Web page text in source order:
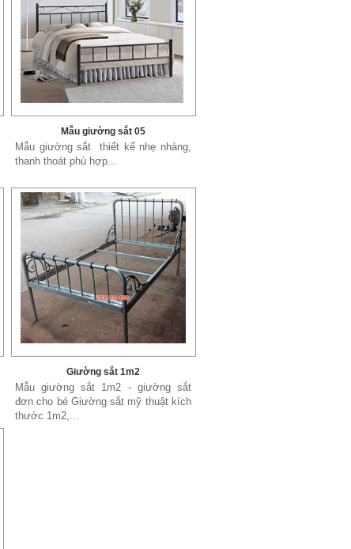
Mẫu giường sắt 05
Mẫu giường sắt thiết kế nhẹ nhàng,
thanh thoát phù hợp...
Giường sắt 1m2
Mẫu giường sắt 1m2 - giường sắt
đơn cho bé Giường sắt mỹ thuật kích
thước 1m2,...